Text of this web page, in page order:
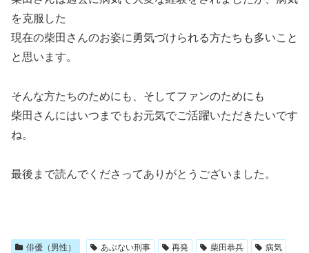
を克服した
現在の柴田さんのお姿に勇気づけられる方たちも多いこと
と思います。
そんな方たちのためにも、そしてファンのためにも
柴田さんにはいつまでもお元気でご活躍いただきたいです
ね。
最後まで読んでくださってありがとうございました。
俳優（男性） あぶない刑事 再発 柴田恭兵
病気